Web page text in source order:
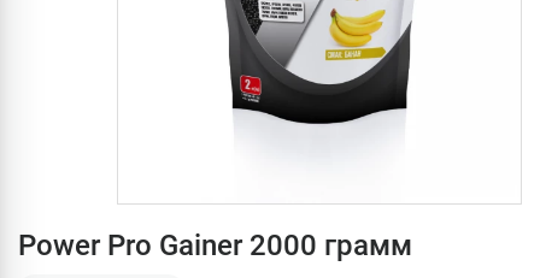
Power Pro Gainer 2000 грамм